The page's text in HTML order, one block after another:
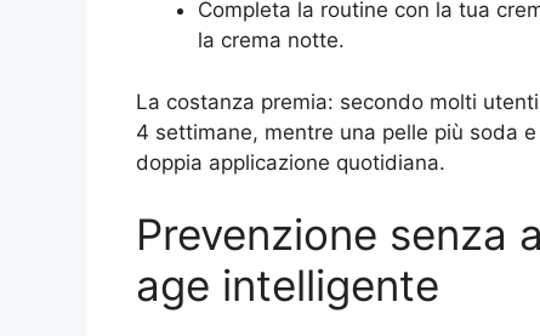
Completa la routine con la tua
la crema notte.
La costanza premia: secondo molti
4 settimane, mentre una pelle più soda
doppia applicazione quotidiana.
Prevenzione senza
age intelligente